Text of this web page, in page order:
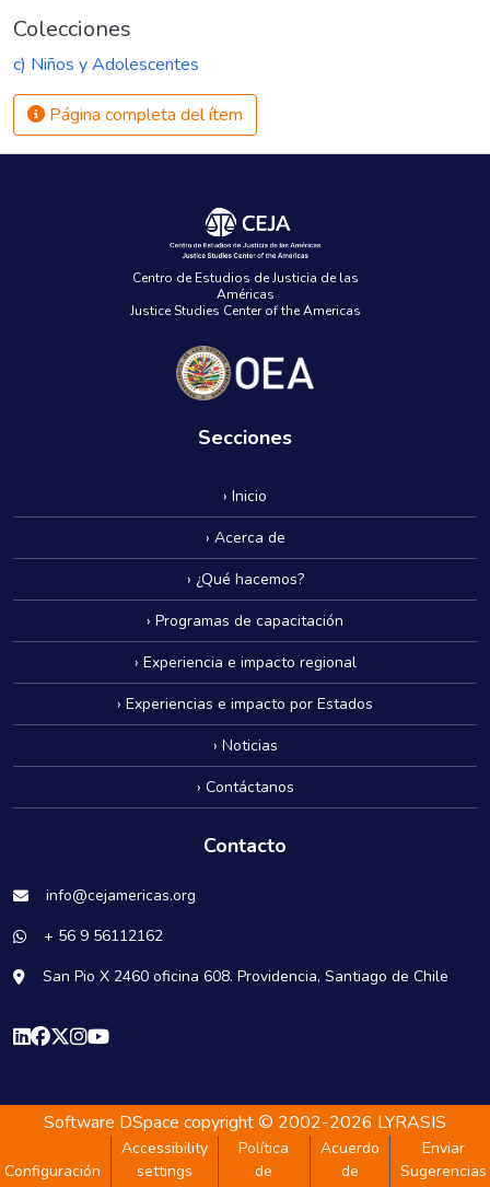
Colecciones
c) Niños y Adolescentes
Página completa del ítem
Centro de Estudios de Justicia de las
Américas
Justice Studies Center of the Americas
Secciones
› Inicio
› Acerca de
› ¿Qué hacemos?
› Programas de capacitación
› Experiencia e impacto regional
› Experiencias e impacto por Estados
› Noticias
› Contáctanos
Contacto
info@cejamericas.org
+ 56 9 56112162
San Pio X 2460 oficina 608. Providencia, Santiago de Chile
Software DSpace copyright © 2002-2026 LYRASIS
Configuración
Accessibility
settings
Política
de
Acuerdo
de
Enviar
Sugerencias